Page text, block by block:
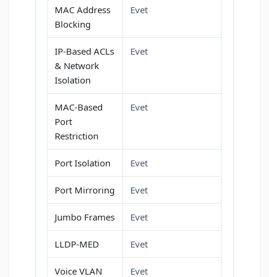
MAC Address
Blocking
Evet
IP-Based ACLs
& Network
Isolation
Evet
MAC-Based
Port
Restriction
Evet
Port Isolation Evet
Port Mirroring Evet
Jumbo Frames Evet
LLDP-MED Evet
Voice VLAN Evet